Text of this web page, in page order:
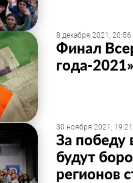
8 декабря 2021, 20:56
Финал
года-
30 ноября 2021, 19:21
За победу
будут
регионов